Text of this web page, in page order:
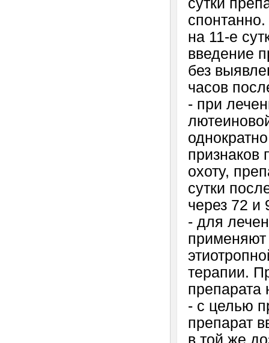
сутки
на 11-е
введение
без
часов
- при
охоту,
сутки
через 72 и
- для
применяют
терапии.
препарата
- с целью
препарат
в той же